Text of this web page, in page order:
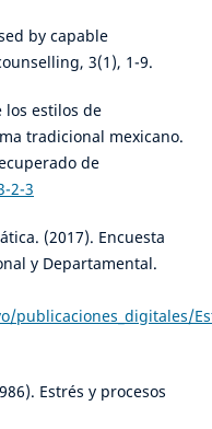
by capable
3(1), 1-9.
los estilos de
tradicional mexicano.
de
2-3
(2017). Encuesta
y Departamental.
publicaciones_digitales/
Estrés y procesos